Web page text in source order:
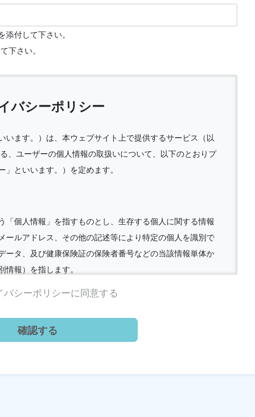
付して下さい。
下さい。
バシーポリシー
います。）は、本ウェブサイト上で提供するサービス（以
、ユーザーの個人情報の取扱いについて、以下のとおりプ
といいます。）を定めます。
「個人情報」を指すものとし、生存する個人に関する情報
ールアドレス、その他の記述等により特定の個人を識別で
ータ、及び健康保険証の保険者番号などの当該情報単体か
報）を指します。
に氏名、生年月日、住所、電話番号、メールアドレス、銀
免許証番号などの個人情報をお尋ねすることがあります。
バシーポリシーに同意する